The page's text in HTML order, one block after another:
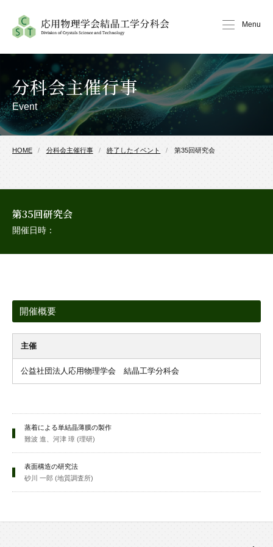
Menu
Event
分科会主催行事
HOME 分科会主催行事 終了したイベント 第35回研究会
第35回研究会
開催日時：
開催概要
主催
公益社団法人応用物理学会 結晶工学分科会
蒸着による単結晶薄膜の製作
難波 進、河津 璋 (理研)
表面構造の研究法
砂川 一郎 (地質調査所)